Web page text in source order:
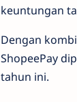
keuntungan
Dengan
ShopeePay
tahun ini.